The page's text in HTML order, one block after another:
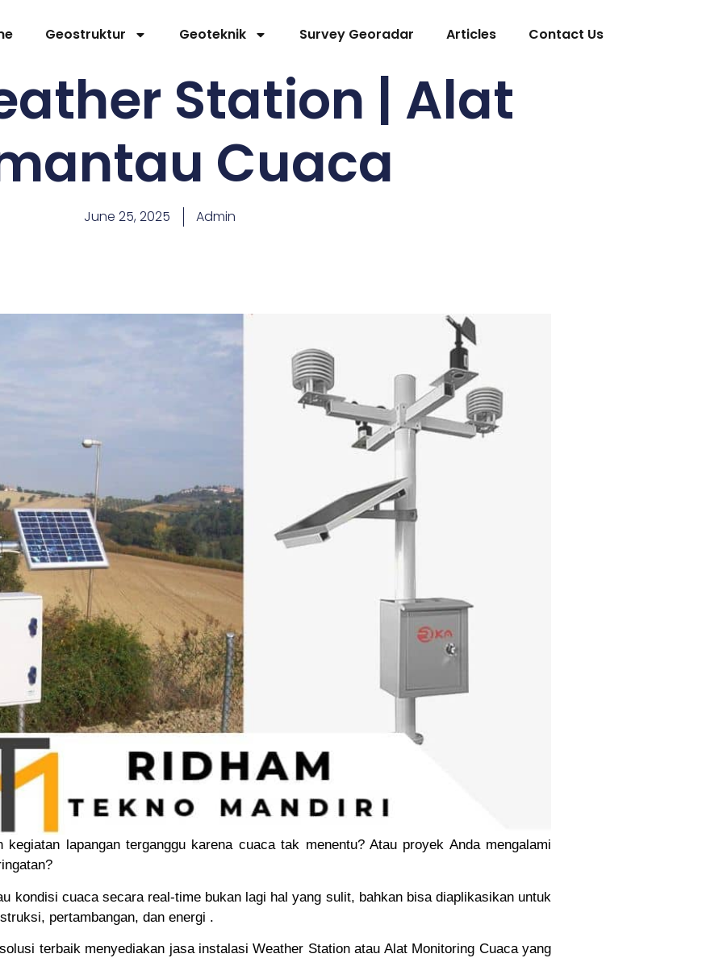
Geostruktur Geoteknik Survey Georadar Articles Contact Us
Station | Alat
Cuaca
June 25, 2025 Admin
kegiatan lapangan terganggu karena cuaca tak menentu? Atau proyek Anda mengalami
kondisi cuaca secara real-time bukan lagi hal yang sulit, bahkan bisa diaplikasikan untuk
pertambangan, dan energi .
terbaik menyediakan jasa instalasi Weather Station atau Alat Monitoring Cuaca yang